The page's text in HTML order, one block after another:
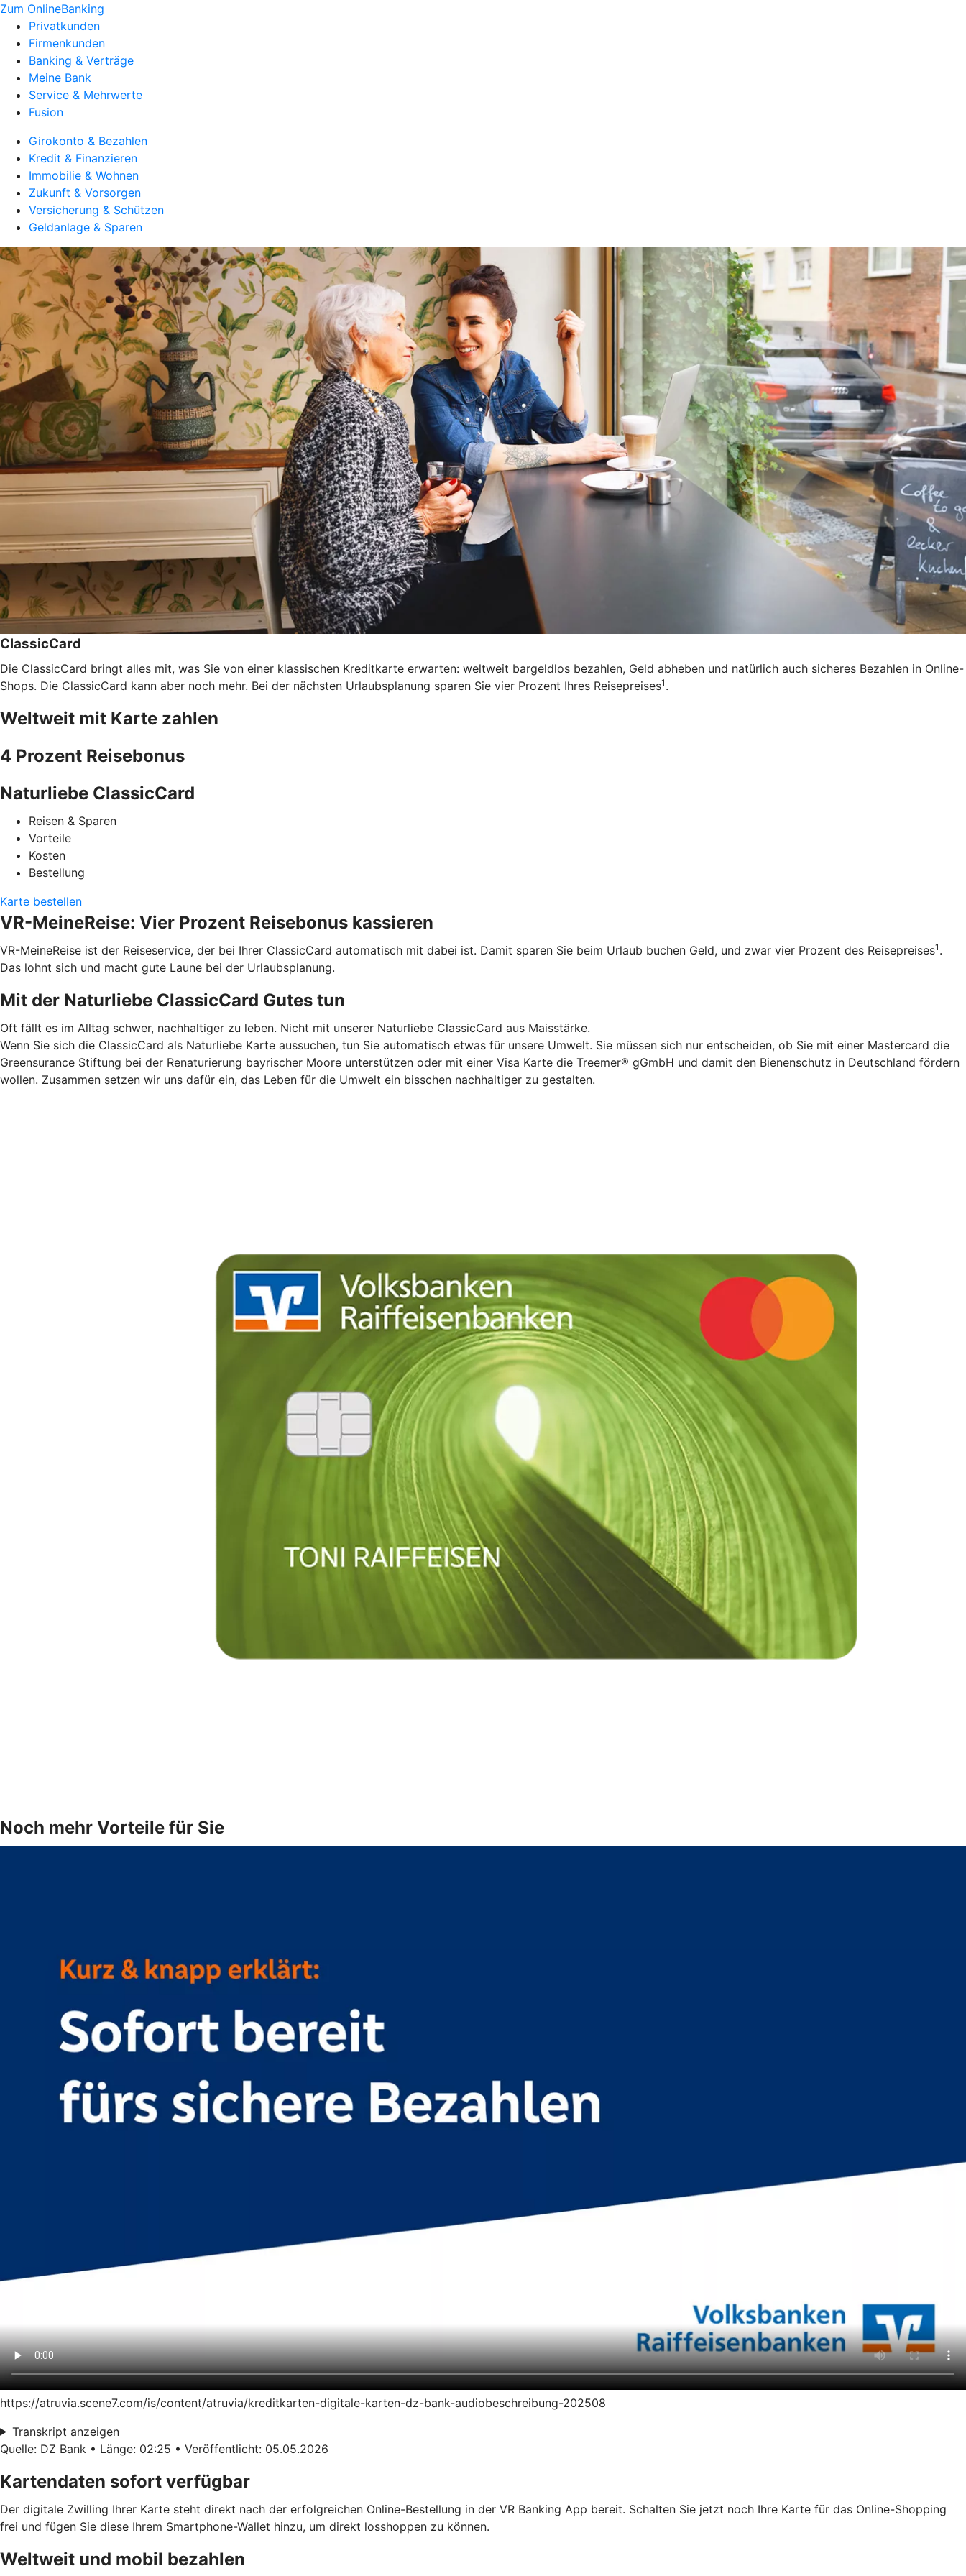
Zum OnlineBanking
Privatkunden
Firmenkunden
Banking & Verträge
Meine Bank
Service & Mehrwerte
Fusion
Girokonto & Bezahlen
Kredit & Finanzieren
Immobilie & Wohnen
Zukunft & Vorsorgen
Versicherung & Schützen
Geldanlage & Sparen
ClassicCard
Die ClassicCard bringt alles mit, was Sie von einer klassischen Kreditkarte erwarten: weltweit bargeldlos bezahlen, Geld abheben und natürlich auch sicheres Bezahlen in Online-
Shops. Die ClassicCard kann aber noch mehr. Bei der nächsten Urlaubsplanung sparen Sie vier Prozent Ihres Reisepreises1 .
Weltweit mit Karte zahlen
4 Prozent Reisebonus
Naturliebe ClassicCard
Reisen & Sparen
Vorteile
Kosten
Bestellung
Karte bestellen
VR-MeineReise: Vier Prozent Reisebonus kassieren
VR-MeineReise ist der Reiseservice, der bei Ihrer ClassicCard automatisch mit dabei ist. Damit sparen Sie beim Urlaub buchen Geld, und zwar vier Prozent des Reisepreises1 .
Das lohnt sich und macht gute Laune bei der Urlaubsplanung.
Mit der Naturliebe ClassicCard Gutes tun
Oft fällt es im Alltag schwer, nachhaltiger zu leben. Nicht mit unserer Naturliebe ClassicCard aus Maisstärke.
Wenn Sie sich die ClassicCard als Naturliebe Karte aussuchen, tun Sie automatisch etwas für unsere Umwelt. Sie müssen sich nur entscheiden, ob Sie mit einer Mastercard die
Greensurance Stiftung bei der Renaturierung bayrischer Moore unterstützen oder mit einer Visa Karte die Treemer® gGmbH und damit den Bienenschutz in Deutschland fördern
wollen. Zusammen setzen wir uns dafür ein, das Leben für die Umwelt ein bisschen nachhaltiger zu gestalten.
Noch mehr Vorteile für Sie
https://atruvia.scene7.com/is/content/atruvia/kreditkarten-digitale-karten-dz-bank-audiobeschreibung-202508
Transkript anzeigen
Quelle: DZ Bank • Länge: 02:25 • Veröffentlicht: 05.05.2026
Kartendaten sofort verfügbar
Der digitale Zwilling Ihrer Karte steht direkt nach der erfolgreichen Online-Bestellung in der VR Banking App bereit. Schalten Sie jetzt noch Ihre Karte für das Online-Shopping
frei und fügen Sie diese Ihrem Smartphone-Wallet hinzu, um direkt losshoppen zu können.
Weltweit und mobil bezahlen